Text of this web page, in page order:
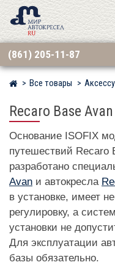
(861) 205-11-87
Мир детских автокресел
Все товары
Recaro Base
Основание ISOFIX
путешествий Recaro
разработано
Avan и автокресла
в установке, имеет
регулировку, а
установки не
Для эксплуатации
базы обязательно.